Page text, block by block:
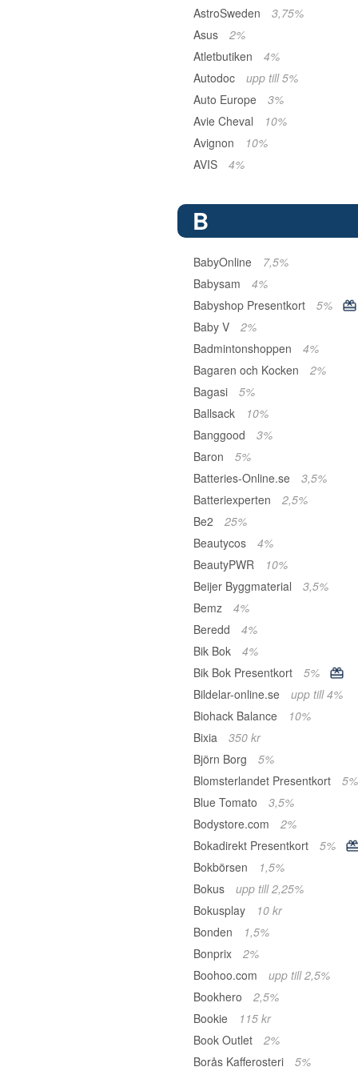
AstroSweden
3,75%
Asus
2%
Atletbutiken
4%
Autodoc
upp till 5%
Auto Europe
3%
Avie Cheval
10%
Avignon
10%
AVIS
4%
B
BabyOnline
7,5%
Babysam
4%
Babyshop Presentkort
5%
Baby V
2%
Badmintonshoppen
4%
Bagaren och Kocken
2%
Bagasi
5%
Ballsack
10%
Banggood
3%
Baron
5%
Batteries-Online.se
3,5%
Batteriexperten
2,5%
Be2
25%
Beautycos
4%
BeautyPWR
10%
Beijer Byggmaterial
3,5%
Bemz
4%
Beredd
4%
Bik Bok
4%
Bik Bok Presentkort
5%
Bildelar-online.se
upp till 4%
Biohack Balance
10%
Bixia
350 kr
Björn Borg
5%
Blomsterlandet Presentkort
5%
Blue Tomato
3,5%
Bodystore.com
2%
Bokadirekt Presentkort
5%
Bokbörsen
1,5%
Bokus
upp till 2,25%
Bokusplay
10 kr
Bonden
1,5%
Bonprix
2%
Boohoo.com
upp till 2,5%
Bookhero
2,5%
Bookie
115 kr
Book Outlet
2%
Borås Kafferosteri
5%